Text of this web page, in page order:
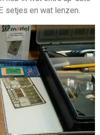
setjes en wat lenzen.